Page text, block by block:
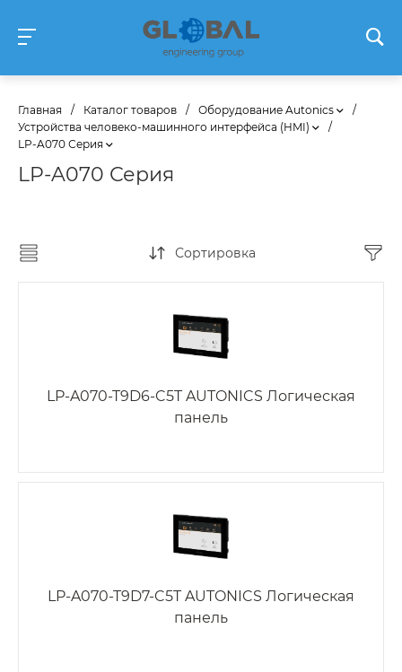
Главная / Каталог товаров / Оборудование Autonics
/
Устройства человеко-машинного интерфейса (HMI)
/
LP-A070 Серия
LP-A070 Серия
Сортировка
LP-A070-T9D6-C5T AUTONICS Логическая
панель
LP-A070-T9D7-C5T AUTONICS Логическая
панель